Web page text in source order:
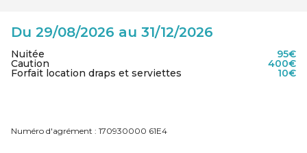
Du 29/08/2026 au 31/12/2026
Nuitée 95€
Caution 400€
Forfait location draps et serviettes 10€
Numéro d'agrément : 170930000 61E4